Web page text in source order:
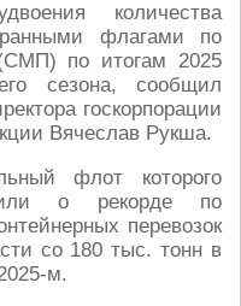
количества
флагами по
по итогам 2025
сезона, сообщил
госкорпорации
Вячеслав Рукша.
флот которого
о рекорде по
перевозок
со 180 тыс. тонн в
м.